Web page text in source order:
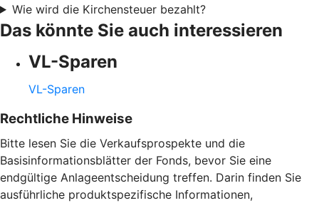
Wie wird die Kirchensteuer bezahlt?
Das könnte Sie auch interessieren
VL-Sparen
VL-Sparen
Rechtliche Hinweise
Bitte lesen Sie die Verkaufsprospekte und die
Basisinformationsblätter der Fonds, bevor Sie eine
endgültige Anlageentscheidung treffen. Darin finden Sie
ausführliche produktspezifische Informationen,